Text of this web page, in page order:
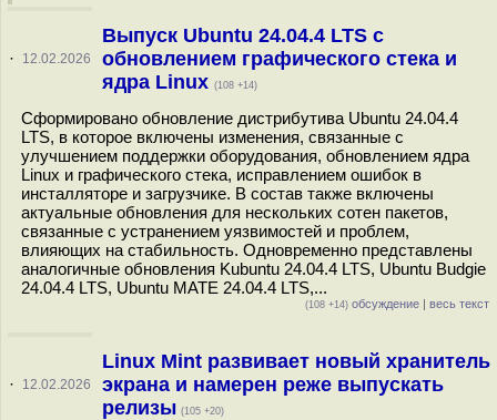
· 12.02.2026
Выпуск Ubuntu 24.04.4 LTS c
обновлением графического стека и
ядра Linux (108 +14)
Сформировано обновление дистрибутива Ubuntu 24.04.4
LTS, в которое включены изменения, связанные с
улучшением поддержки оборудования, обновлением ядра
Linux и графического стека, исправлением ошибок в
инсталляторе и загрузчике. В состав также включены
актуальные обновления для нескольких сотен пакетов,
связанные с устранением уязвимостей и проблем,
влияющих на стабильность. Одновременно представлены
аналогичные обновления Kubuntu 24.04.4 LTS, Ubuntu Budgie
24.04.4 LTS, Ubuntu MATE 24.04.4 LTS,...
(108 +14) обсуждение | весь текст
· 12.02.2026
Linux Mint развивает новый хранитель
экрана и намерен реже выпускать
релизы (105 +20)